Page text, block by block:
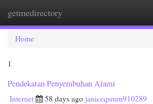
getmedirectory
Home
1
Pendekatan Penyembuhan Alami
Internet 58 days ago janiceqsmm910289